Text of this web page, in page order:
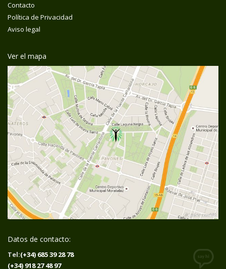
Contacto
Política de Privacidad
Aviso legal
Ver el mapa
Datos de contacto:
Tel:(+34) 685 39 28 78
(+34) 918 27 48 97